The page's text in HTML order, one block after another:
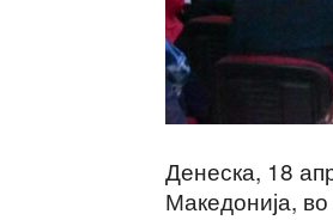
Денеска, 18
Македонија,